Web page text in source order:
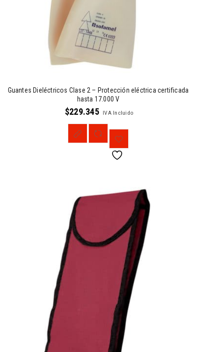
Guantes Dieléctricos Clase 2 – Protección eléctrica certificada
hasta 17.000 V
$229.345 IVA Incluido